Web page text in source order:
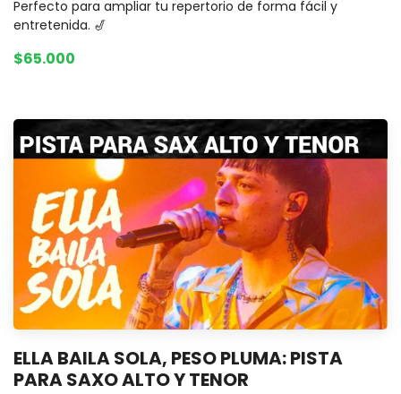
Perfecto para ampliar tu repertorio de forma fácil y
entretenida. 🎷
$65.000
ELLA BAILA SOLA, PESO PLUMA: PISTA
PARA SAXO ALTO Y TENOR